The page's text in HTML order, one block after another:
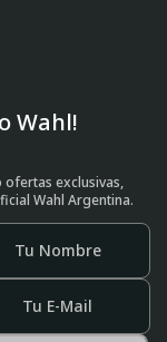
Wahl!
exclusivas,
Wahl Argentina.
Tu Nombre
Tu E-Mail